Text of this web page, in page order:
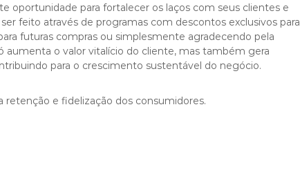
oportunidade para fortalecer os laços com seus clientes e
feito através de programas com descontos exclusivos para
futuras compras ou simplesmente agradecendo pela
aumenta o valor vitalício do cliente, mas também gera
para o crescimento sustentável do negócio.
retenção e fidelização dos consumidores.